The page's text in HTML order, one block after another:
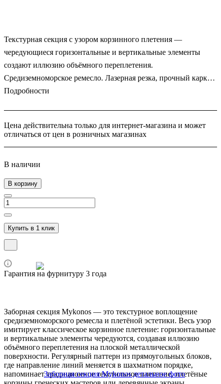
Текстурная секция с узором корзинного плетения —
чередующиеся горизонтальные и вертикальные элементы
создают иллюзию объёмного переплетения.
Средиземноморское ремесло. Лазерная резка, прочный каркас,
окраска RAL. Плетёное тепло для вашего участка.
Подробности
Цена действительна только для интернет-магазина и может
отличаться от цен в розничных магазинах
В наличии
В корзину
Купить в 1 клик
Гарантия на фурнитуру 3 года
Заборная секция Mykonos — это текстурное воплощение
средиземноморского ремесла и плетёной эстетики. Весь узор
имитирует классическое корзинное плетение: горизонтальные
и вертикальные элементы чередуются, создавая иллюзию
объёмного переплетения на плоской металлической
поверхности. Регулярный паттерн из прямоугольных блоков,
где направление линий меняется в шахматном порядке,
напоминает традиционное текстильное плетение, плетёные